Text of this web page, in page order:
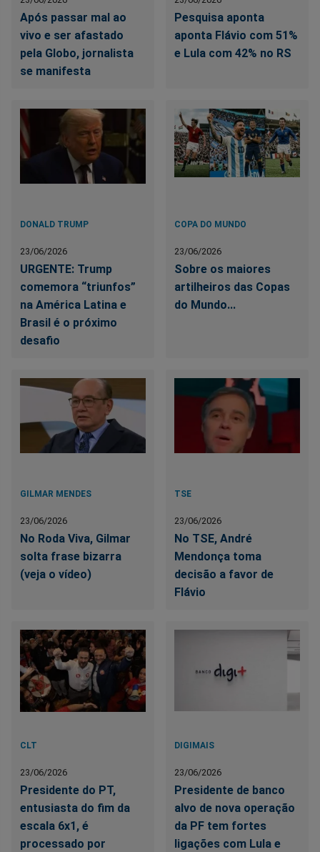
Após passar mal ao
vivo e ser afastado
pela Globo, jornalista
se manifesta
Pesquisa aponta
aponta Flávio com 51%
e Lula com 42% no RS
DONALD TRUMP
23/06/2026
URGENTE: Trump
comemora “triunfos”
na América Latina e
Brasil é o próximo
desafio
COPA DO MUNDO
23/06/2026
Sobre os maiores
artilheiros das Copas
do Mundo...
GILMAR MENDES
23/06/2026
No Roda Viva, Gilmar
solta frase bizarra
(veja o vídeo)
TSE
23/06/2026
No TSE, André
Mendonça toma
decisão a favor de
Flávio
CLT
23/06/2026
Presidente do PT,
entusiasta do fim da
escala 6x1, é
processado por
DIGIMAIS
23/06/2026
Presidente de banco
alvo de nova operação
da PF tem fortes
ligações com Lula e